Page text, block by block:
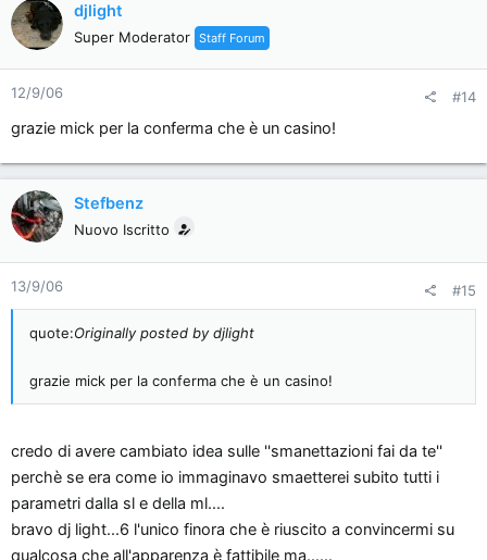
djlight
Super Moderator Staff Forum
12/9/06 #14
grazie mick per la conferma che è un casino!
Stefbenz
Nuovo Iscritto
13/9/06 #15
quote:Originally posted by djlight
grazie mick per la conferma che è un casino!
credo di avere cambiato idea sulle ''smanettazioni fai da te''
perchè se era come io immaginavo smaetterei subito tutti i
parametri dalla sl e della ml....
bravo dj light...6 l'unico finora che è riuscito a convincermi su
qualcosa che all'apparenza è fattibile ma......